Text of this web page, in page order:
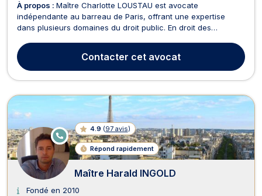
À propos : Maître Charlotte LOUSTAU est avocate
indépendante au barreau de Paris, offrant une expertise
dans plusieurs domaines du droit public. En droit des
des démarches auprès de la préfecture telles que les
demandes de titre de séjour, ainsi que les procédures de
regroupement f...
Contacter cet avocat
4.9 (97 avis)
Répond rapidement
E
N
G
E
Maître Harald INGOLD
Fondé en 2010